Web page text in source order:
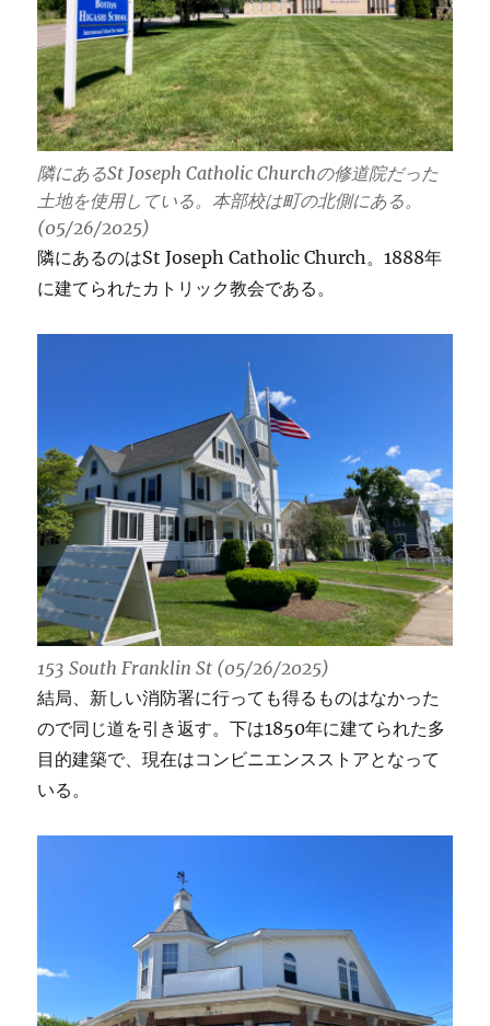
隣にあるSt Joseph Catholic Churchの修道院だった
土地を使用している。本部校は町の北側にある。
(05/26/2025)
隣にあるのはSt Joseph Catholic Church。1888年
に建てられたカトリック教会である。
153 South Franklin St (05/26/2025)
結局、新しい消防署に行っても得るものはなかった
ので同じ道を引き返す。下は1850年に建てられた多
目的建築で、現在はコンビニエンスストアとなって
いる。